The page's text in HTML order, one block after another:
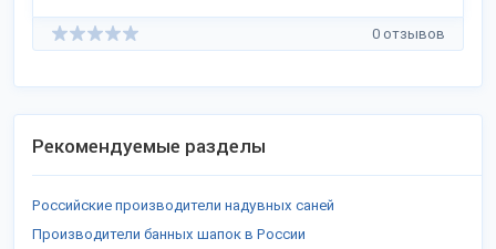
0 отзывов
Рекомендуемые разделы
Российские производители надувных саней
Производители банных шапок в России